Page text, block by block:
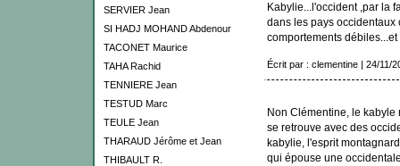
SERVIER Jean
SI HADJ MOHAND Abdenour
TACONET Maurice
TAHA Rachid
TENNIERE Jean
TESTUD Marc
TEULE Jean
THARAUD Jérôme et Jean
THIBAULT R.
Kabylie...l'occident ,par la
dans les pays occidentaux
comportements
Écrit par : clementine | 24/11/
Non Clémentine, le
se retrouve avec des
kabylie, l'esprit
qui épouse une